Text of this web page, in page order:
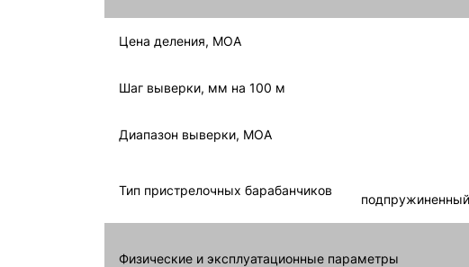
Цена деления, MOA
Шаг выверки, мм на 100 м
Диапазон выверки, MOA
Тип пристрелочных барабанчиков
Физические и эксплуатационные параметры